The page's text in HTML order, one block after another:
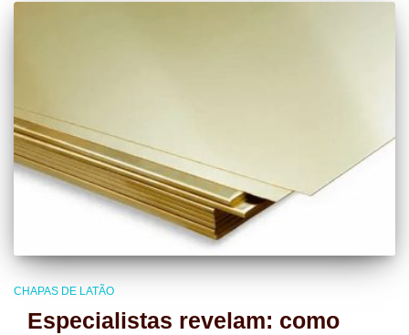
CHAPAS DE LATÃO
Especialistas revelam: como